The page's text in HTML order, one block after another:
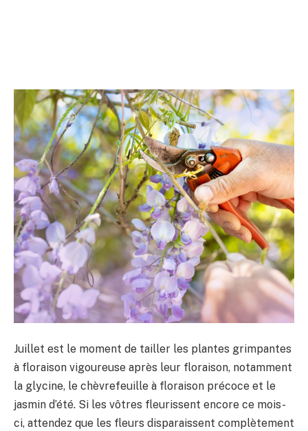
Juillet est le moment de tailler les plantes grimpantes
à floraison vigoureuse après leur floraison, notamment
la glycine, le chèvrefeuille à floraison précoce et le
jasmin d’été. Si les vôtres fleurissent encore ce mois-
ci, attendez que les fleurs disparaissent complètement